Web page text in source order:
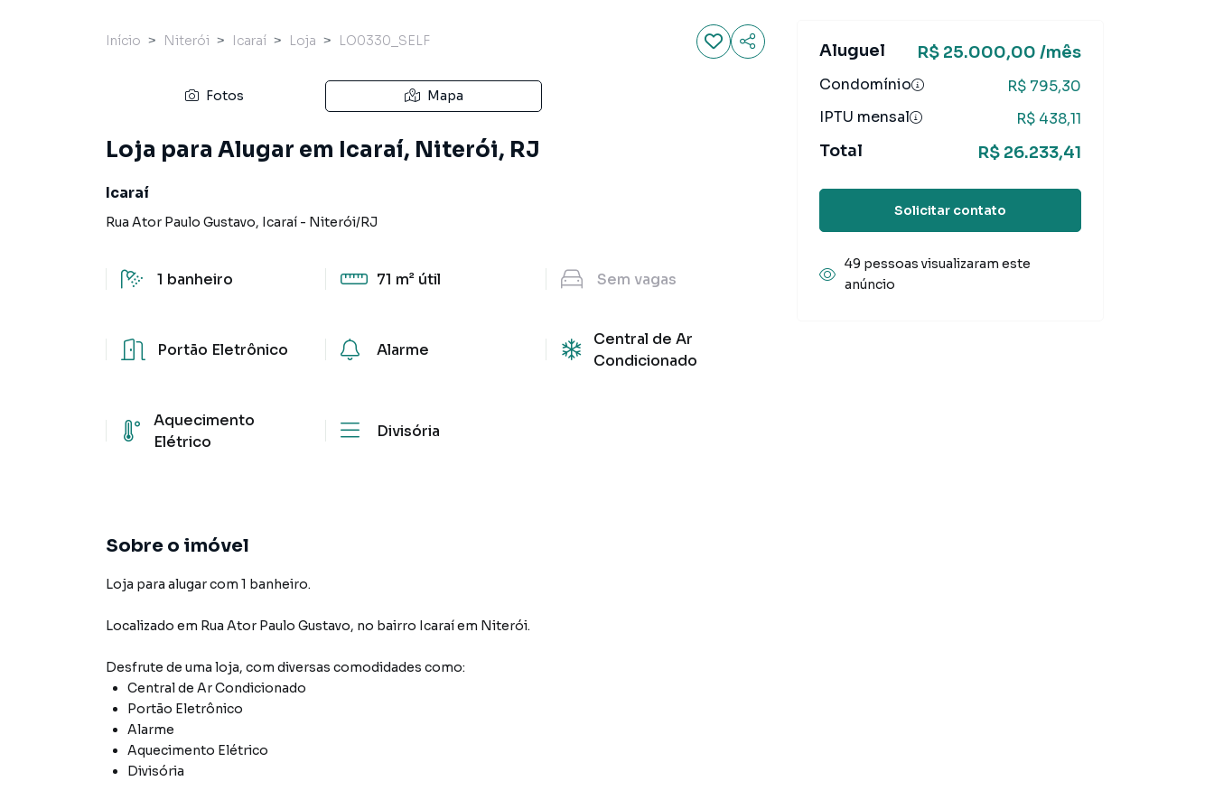
Início Niterói Icaraí Loja LO0330_SELF
Fotos Mapa
Loja para Alugar em Icaraí, Niterói, RJ
Icaraí
Rua Ator Paulo Gustavo, Icaraí - Niterói/RJ
1 banheiro 71 m² útil Sem vagas
Portão Eletrônico Alarme
Central de Ar
Condicionado
Aquecimento
Elétrico
Divisória
Sobre o imóvel
Loja para alugar com 1 banheiro.
Localizado em Rua Ator Paulo Gustavo, no bairro Icaraíem Niterói.
Desfrute de uma loja, com diversas comodidades como:
Central de Ar Condicionado
Portão Eletrônico
Alarme
Aquecimento Elétrico
Divisória
Aluguel R$ 25.000,00 /mês
Condomínio
R$ 795,30
IPTU mensal
R$ 438,11
Total R$ 26.233,41
Solicitar contato
49 pessoas visualizaram este
anúncio